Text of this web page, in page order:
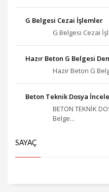
G Belgesi Cezai İşlemler
G Belgesi Cezai
Hazır Beton G Belgesi
Hazır Beton G
Beton Teknik Dosya
BETON TEKNİK
Belge...
SAYAÇ